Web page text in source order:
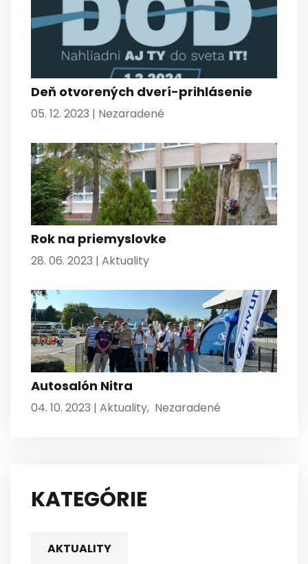
Deň otvorených dverí-prihlásenie
05. 12. 2023 | Nezaradené
Rok na priemyslovke
28. 06. 2023 | Aktuality
Autosalón Nitra
04. 10. 2023 | Aktuality, Nezaradené
KATEGÓRIE
AKTUALITY